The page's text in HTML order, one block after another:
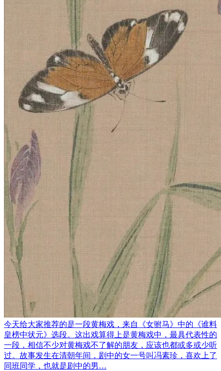
今天给大家推荐的是一段黄梅戏，来自《女驸马》中的《谁料
皇榜中状元》选段。这出戏算得上是黄梅戏中，最具代表性的
一段，相信不少对黄梅戏不了解的朋友，应该也都或多或少听
过。故事发生在清朝年间，剧中的女一号叫冯素珍，喜欢上了
同班同学，也就是剧中的男…